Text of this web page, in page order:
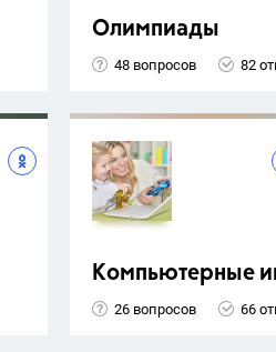
Олимпиады
48 вопросов 82
Компьютерные
26 вопросов 66